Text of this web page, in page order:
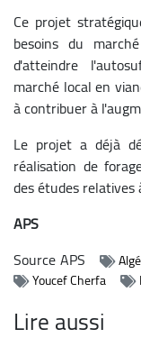
Ce projet
besoins du
d'atteindre
marché local en
à contribuer à
Le projet a déjà
réalisation de
des études relatives
APS
SourceAPS
Youcef Cherfa
Lire aussi